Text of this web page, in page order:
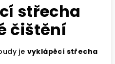
střecha
čištění
je vyklápěcí střecha